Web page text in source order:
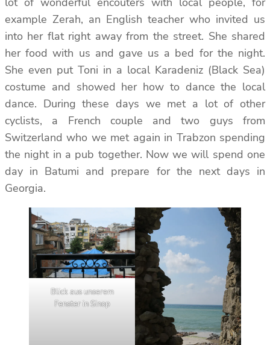
example Zerah, an English teacher who invited us
into her flat right away from the street. She shared
her food with us and gave us a bed for the night.
She even put Toni in a local Karadeniz (Black Sea)
costume and showed her how to dance the local
dance. During these days we met a lot of other
cyclists, a French couple and two guys from
Switzerland who we met again in Trabzon spending
the night in a pub together. Now we will spend one
day in Batumi and prepare for the next days in
Georgia.
Blick aus unserem
Fenster in Sinop